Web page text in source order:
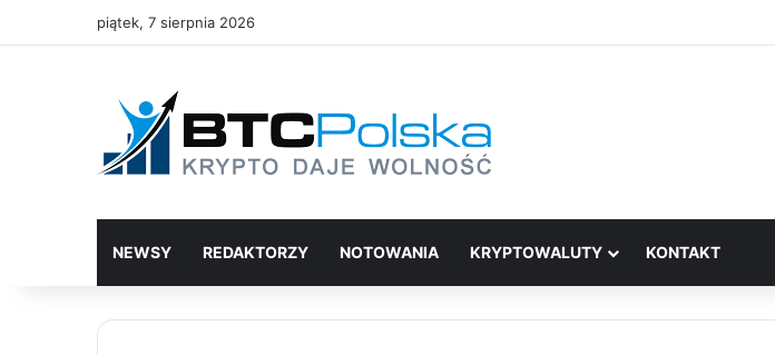
piątek, 7 sierpnia 2026
NEWSY REDAKTORZY NOTOWANIA KRYPTOWALUTY KONTAKT